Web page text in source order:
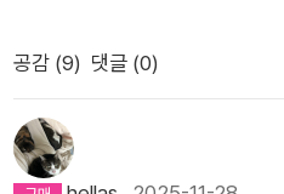
까 무엇이든 문자와 언어를 대신
물의 목소리를 채집하고 전시하
갑자기 사물의 목소리가 들리는
있는게 아니니까요. -17쪽딸이
마 하트 하나만 그려봐왜?아 그냥
큰딸 본인까지 4명이 그린 하트
야 너 이럴거면 말을 해야지. 그러
그러진 대충 그리다 만 것 같은 하
수도 있음을 보여주고 있다고
을 인식하게 되고, 이 다름이 자신
가 일어난다. 그럼에도 두려움과
이라는 것을 인식하고 있기 때문
한 단어들이 등장해 진입장벽이
를 자주 접하신 분들이 아니면 조
(수브다니의 여름휴가), 한 몸에
향을 주며 감각하는 샐리라는 이
공감 (9) 댓글 (0)